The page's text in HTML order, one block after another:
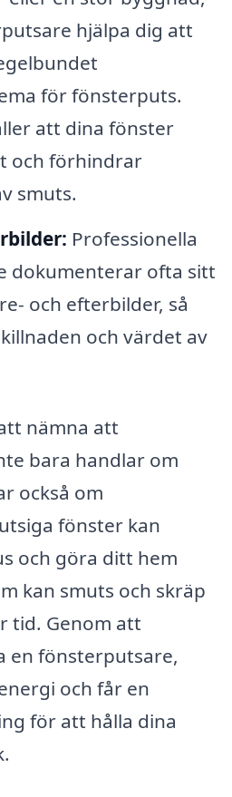
hjälpa dig att
för fönsterputs.
att dina fönster
och förhindrar
smuts.
Professionella
dokumenterar ofta sitt
och efterbilder, så
och värdet av
nämna att
bara handlar om
också om
fönster kan
och göra ditt hem
kan smuts och skräp
tid. Genom att
en fönsterputsare,
och får en
för att hålla dina